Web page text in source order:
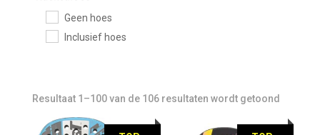
Geen hoes
Inclusief hoes
Resultaat 1–100 van de 106 resultaten wordt getoond